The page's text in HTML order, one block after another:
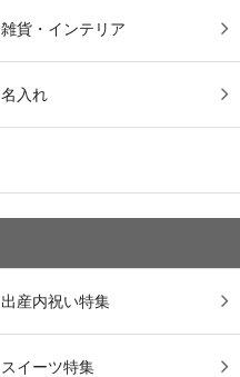
雑貨・インテリア
名入れ
出産内祝い特集
スイーツ特集